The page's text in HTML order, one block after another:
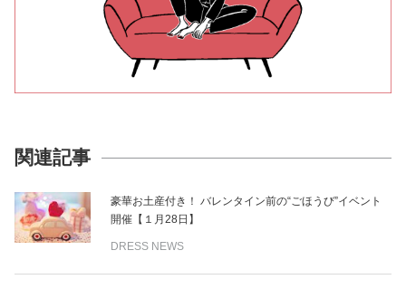
関連記事
豪華お土産付き！ バレンタイン前の“ごほうび”イベント
開催【１月28日】
DRESS NEWS